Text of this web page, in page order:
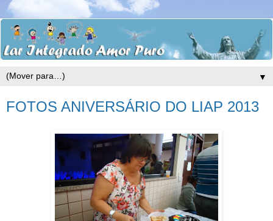
▼
FOTOS ANIVERSÁRIO DO LIAP 2013